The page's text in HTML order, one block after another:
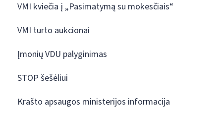
VMI kviečia į „Pasimatymą su mokesčiais“
VMI turto aukcionai
Įmonių VDU palyginimas
STOP šešėliui
Krašto apsaugos ministerijos informacija